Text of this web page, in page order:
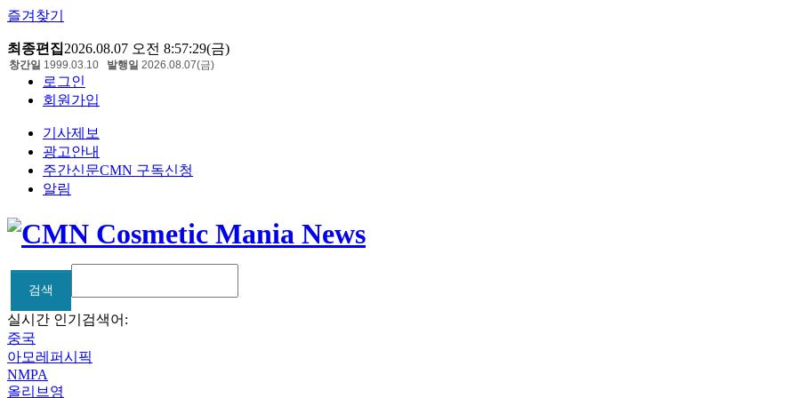
즐겨찾기
최종편집2026.08.07 오전 8:57:29(금)
로그인
회원가입
기사제보
광고안내
주간신문CMN 구독신청
알림
창간일 1999.03.10 발행일 2026.08.07(금)
검색
검색
실시간 인기검색어:
중국
아모레퍼시픽
NMPA
올리브영